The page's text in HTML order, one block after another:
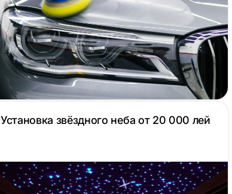
Установка звёздного неба от 20 000 лей